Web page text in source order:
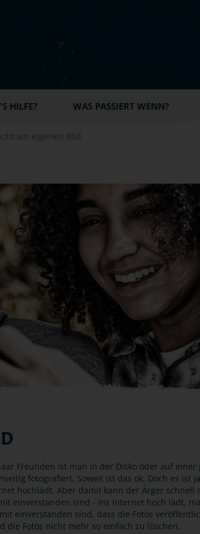
HILFE? WAS PASSIERT WENN?
am eigenen Bild
Freunden ist man in der Disko oder auf einer
fotografiert. Soweit ist das ok. Doch es ist
hochlädt. Aber damit kann der Ärger schnell
einverstanden sind - ins Internet hoch lädt,
einverstanden sind, dass die Fotos
Fotos nicht mehr so einfach zu löschen.